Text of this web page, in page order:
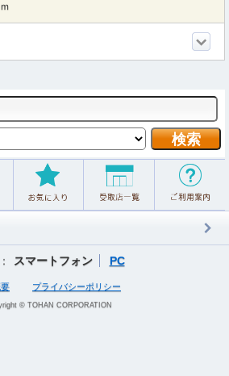
スマートフォン PC
プライバシーポリシー
© TOHAN CORPORATION